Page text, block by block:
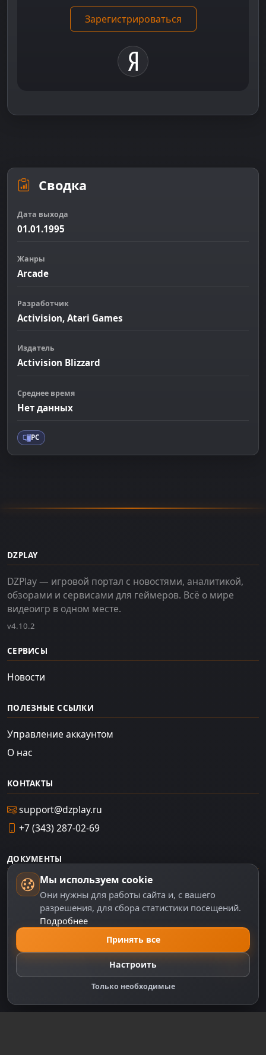
Зарегистрироваться
Сводка
Дата выхода
01.01.1995
Жанры
Arcade
Разработчик
Activision, Atari Games
Издатель
Activision Blizzard
Среднее время
Нет данных
PC
DZPLAY
DZPlay — игровой портал с новостями, аналитикой,
обзорами и сервисами для геймеров. Всё о мире
видеоигр в одном месте.
v4.10.2
СЕРВИСЫ
Новости
ПОЛЕЗНЫЕ ССЫЛКИ
Управление аккаунтом
О нас
КОНТАКТЫ
support@dzplay.ru
+7 (343) 287-02-69
ДОКУМЕНТЫ
Пользовательское соглашение
Политика персональных данных
Правила оплаты
Настройки cookie
Правообладателям
Правила сообщества
Мы используем cookie
Они нужны для работы сайта и, с вашего
разрешения, для сбора статистики посещений.
Подробнее
Принять все
Настроить
Только необходимые